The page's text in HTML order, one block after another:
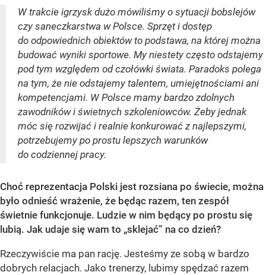
W trakcie igrzysk dużo mówiliśmy o sytuacji bobslejów
czy saneczkarstwa w Polsce. Sprzęt i dostęp
do odpowiednich obiektów to podstawa, na której można
budować wyniki sportowe. My niestety często odstajemy
pod tym względem od czołówki świata. Paradoks polega
na tym, że nie odstajemy talentem, umiejętnościami ani
kompetencjami. W Polsce mamy bardzo zdolnych
zawodników i świetnych szkoleniowców. Żeby jednak
móc się rozwijać i realnie konkurować z najlepszymi,
potrzebujemy po prostu lepszych warunków
do codziennej pracy.
Choć reprezentacja Polski jest rozsiana po świecie, można
było odnieść wrażenie, że będąc razem, ten zespół
świetnie funkcjonuje. Ludzie w nim będący po prostu się
lubią. Jak udaje się wam to „sklejać” na co dzień?
Rzeczywiście ma pan rację. Jesteśmy ze sobą w bardzo
dobrych relacjach. Jako trenerzy, lubimy spędzać razem